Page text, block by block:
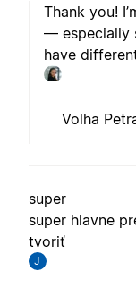
Thank you!
— especially
have
Volha
super
super hlavne
tvoriť
J